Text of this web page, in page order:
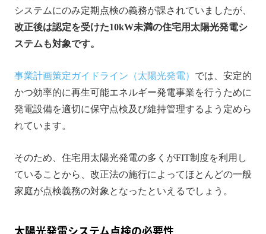
システムにのみ定期点検の義務が課されていましたが、
改正後は認定を受けた10kW未満の住宅用太陽光発電シ
ステムも対象です。
事業計画策定ガイドライン（太陽光発電） では、安定的
かつ効率的に再生可能エネルギー発電事業を行うために
発電設備を適切に保守点検及び維持管理するよう定めら
れています。
そのため、住宅用太陽光発電の多くがFIT制度を利用し
ていることから、改正法の施行によってほとんどの一般
家庭が点検義務の対象となったといえるでしょう。
太陽光発電システム点検の必要性